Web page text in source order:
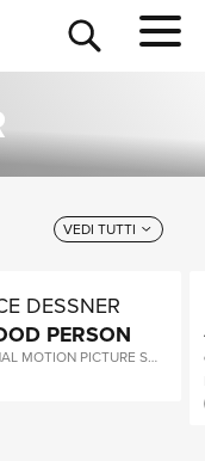
VEDI TUTTI
DESSNER
PERSON
ORIGINAL MOTION PICTURE SOUNDTRACK / 1LP